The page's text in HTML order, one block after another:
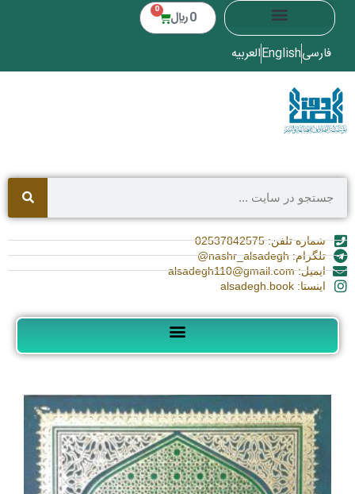
0 ﷼ 0
فارسیEnglishالعربیه
شماره تلفن: 02537842575
تلگرام: nashr_alsadegh@
ایمیل: alsadegh110@gmail.com
اینستا: alsadegh.book